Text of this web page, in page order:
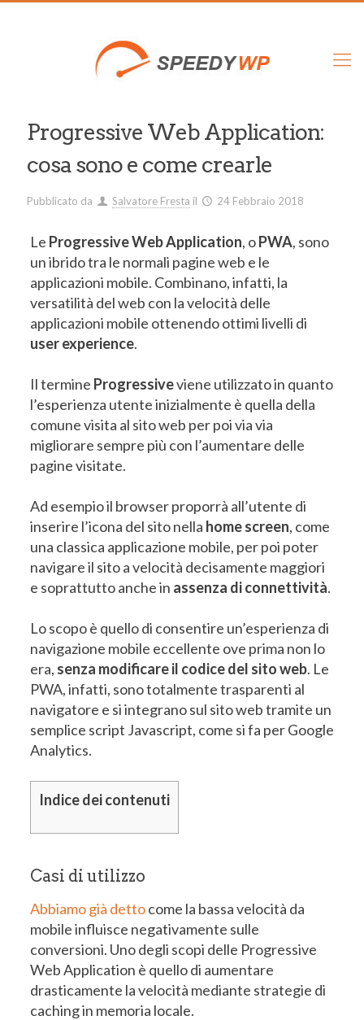
Progressive Web Application:
cosa sono e come crearle
Pubblicato da Salvatore Fresta il 24 Febbraio 2018
Le Progressive Web Application, oPWA, sono
un ibrido tra le normali pagine web e le
applicazioni mobile. Combinano, infatti, la
versatilità del web con la velocità delle
applicazioni mobile ottenendo ottimi livelli di
user experience.
Il termine Progressiveviene utilizzato in quanto
l’esperienza utente inizialmente è quella della
comune visita al sito web per poi via via
migliorare sempre più con l’aumentare delle
pagine visitate.
Ad esempio il browser proporrà all’utente di
inserire l’icona del sito nella home screen, come
una classica applicazione mobile, per poi poter
navigare il sito a velocità decisamente maggiori
e soprattutto anche in assenza di connettività.
Lo scopo è quello di consentire un’esperienza di
navigazione mobile eccellente ove prima non lo
era, senza modificare il codice del sito web. Le
PWA, infatti, sono totalmente trasparenti al
navigatore e si integrano sul sito web tramite un
semplice script Javascript, come si fa per Google
Analytics.
Indice dei contenuti
Casi di utilizzo
Abbiamo già dettocome la bassa velocità da
mobile influisce negativamente sulle
conversioni. Uno degli scopi delle Progressive
Web Application è quello di aumentare
drasticamente la velocità mediante strategie di
caching in memoria locale.